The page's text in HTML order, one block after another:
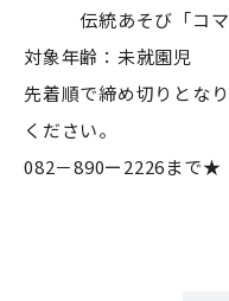
伝統あそび「コマ
対象年齢：未就園児
先着順で締め切りとな
ください。
082－890ー2226まで★